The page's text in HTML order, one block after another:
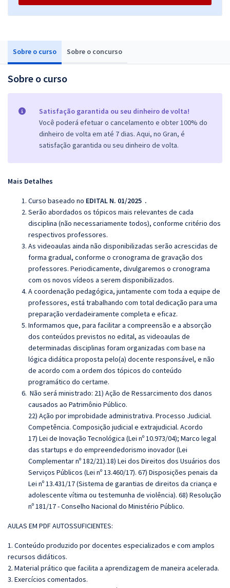
Sobre o curso Sobre o concurso
Sobre o curso
Satisfação garantida ou seu dinheiro de volta!
Você poderá efetuar o cancelamento e obter 100% do
dinheiro de volta em até 7 dias. Aqui, no Gran, é
satisfação garantida ou seu dinheiro de volta.
Mais Detalhes
Curso baseado no EDITAL N. 01/2025 .
Serão abordados os tópicos mais relevantes de cada
disciplina (não necessariamente todos), conforme critério dos
respectivos professores.
As videoaulas ainda não disponibilizadas serão acrescidas de
forma gradual, conforme o cronograma de gravação dos
professores. Periodicamente, divulgaremos o cronograma
com os novos vídeos a serem disponibilizados.
A coordenação pedagógica, juntamente com toda a equipe de
professores, está trabalhando com total dedicação para uma
preparação verdadeiramente completa e eficaz.
Informamos que, para facilitar a compreensão e a absorção
dos conteúdos previstos no edital, as videoaulas de
determinadas disciplinas foram organizadas com base na
lógica didática proposta pelo(a) docente responsável, e não
de acordo com a ordem dos tópicos do conteúdo
programático do certame.
Não será ministrado: 21) Ação de Ressarcimento dos danos
causados ao Patrimônio Público.
22) Ação por improbidade administrativa. Processo Judicial.
Competência. Composição judicial e extrajudicial. Acordo
17) Lei de Inovação Tecnológica (Lei nº 10.973/04); Marco legal
das startups e do empreendedorismo inovador (Lei
Complementar nº 182/21).18) Lei dos Direitos dos Usuários dos
Serviços Públicos (Lei nº 13.460/17). 67) Disposições penais da
Lei nº 13.431/17 (Sistema de garantias de direitos da criança e
adolescente vítima ou testemunha de violência). 68) Resolução
nº 181/17 - Conselho Nacional do Ministério Público.
AULAS EM PDF AUTOSSUFICIENTES:
1. Conteúdo produzido por docentes especializados e com amplos
recursos didáticos.
2. Material prático que facilita a aprendizagem de maneira acelerada.
3. Exercícios comentados.